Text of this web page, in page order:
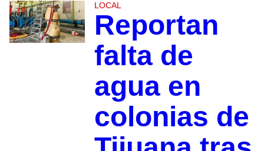
LOCAL
Reportan
falta de
agua en
colonias de